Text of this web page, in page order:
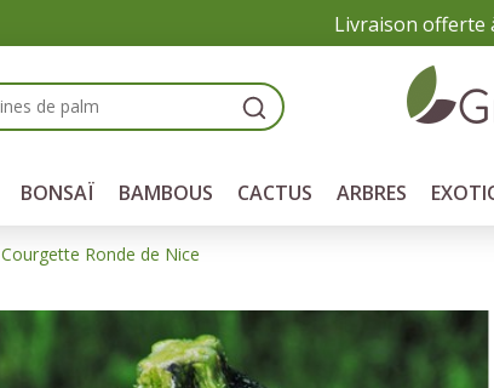
Livraison offerte
BONSAÏ BAMBOUS CACTUS ARBRES
Courgette Ronde de Nice